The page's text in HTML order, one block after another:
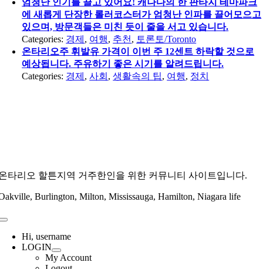
엄청난 인기를 끌고 있어요! 캐나다의 한 판타지 테마파크
에 새롭게 단장한 롤러코스터가 엄청난 인파를 끌어모으고
있으며, 방문객들은 미친 듯이 줄을 서고 있습니다.
Categories: 경제 , 여행, 추천 , 토론토/Toronto
온타리오주 휘발유 가격이 이번 주 12센트 하락할 것으로
예상됩니다. 주유하기 좋은 시기를 알려드립니다.
Categories: 경제 ,사회 ,생활속의 팁, 여행, 정치
타리오 할튼지역 거주한인을 위한 커뮤니티 사이트입니다.
Burlington, Milton, Mississauga, Hamilton, Niagara life
Toggle
NavigationHi, username
LOGIN
My Account